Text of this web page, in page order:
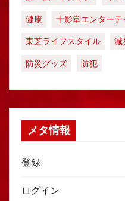
健康
十影堂エンターテ
東芝ライフスタイル
減
防災グッズ
防犯
メタ情報
登録
ログイン